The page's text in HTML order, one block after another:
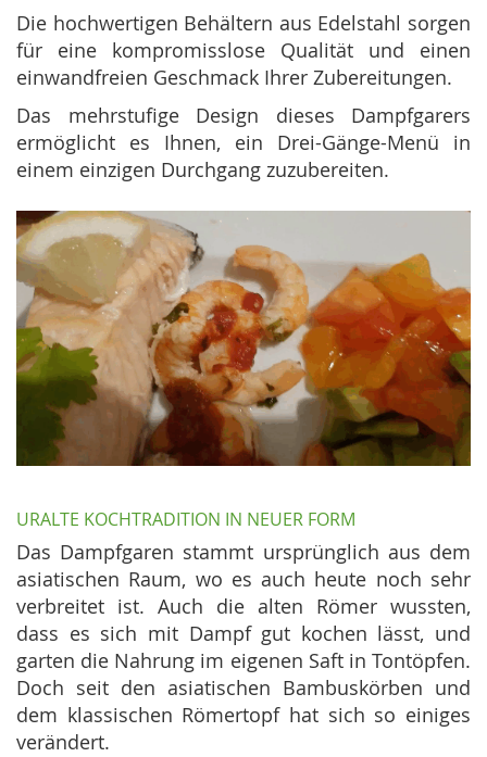
Die hochwertigen Behältern aus Edelstahl sorgen
für eine kompromisslose Qualität und einen
einwandfreien Geschmack Ihrer Zubereitungen.
Das mehrstufige Design dieses Dampfgarers
ermöglicht es Ihnen, ein Drei-Gänge-Menü in
einem einzigen Durchgang zuzubereiten.
URALTE KOCHTRADITION IN NEUER FORM
Das Dampfgaren stammt ursprünglich aus dem
asiatischen Raum, wo es auch heute noch sehr
verbreitet ist. Auch die alten Römer wussten,
dass es sich mit Dampf gut kochen lässt, und
garten die Nahrung im eigenen Saft in Tontöpfen.
Doch seit den asiatischen Bambuskörben und
dem klassischen Römertopf hat sich so einiges
verändert.